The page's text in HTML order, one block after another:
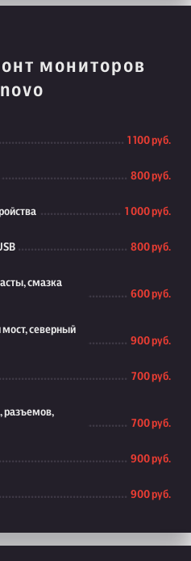
мониторов
1 100 руб.
800 руб.
1 000 руб.
800 руб.
смазка
600 руб.
северный
900 руб.
700 руб.
разъемов,
700 руб.
900 руб.
900 руб.